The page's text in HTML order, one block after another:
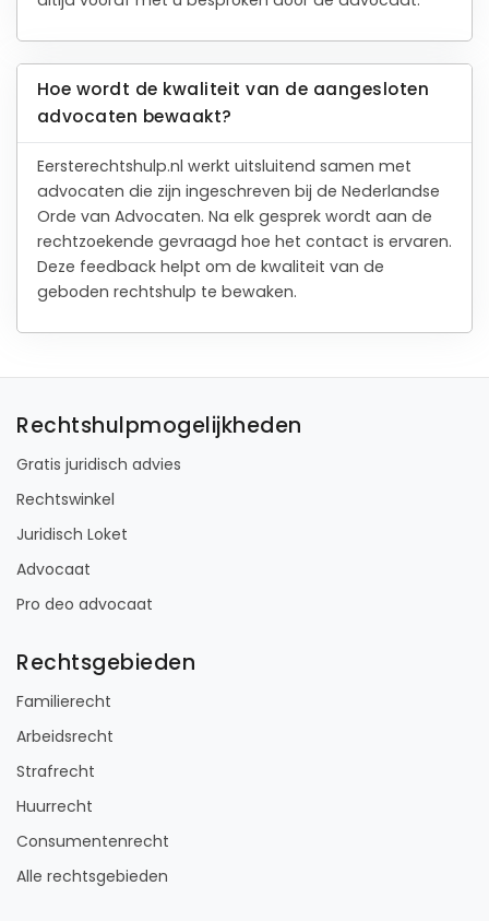
Hoe wordt de kwaliteit van de aangesloten
advocaten bewaakt?
Eersterechtshulp.nl werkt uitsluitend samen met
advocaten die zijn ingeschreven bij de Nederlandse
Orde van Advocaten. Na elk gesprek wordt aan de
rechtzoekende gevraagd hoe het contact is ervaren.
Deze feedback helpt om de kwaliteit van de
geboden rechtshulp te bewaken.
Rechtshulpmogelijkheden
Gratis juridisch advies
Rechtswinkel
Juridisch Loket
Advocaat
Pro deo advocaat
Rechtsgebieden
Familierecht
Arbeidsrecht
Strafrecht
Huurrecht
Consumentenrecht
Alle rechtsgebieden